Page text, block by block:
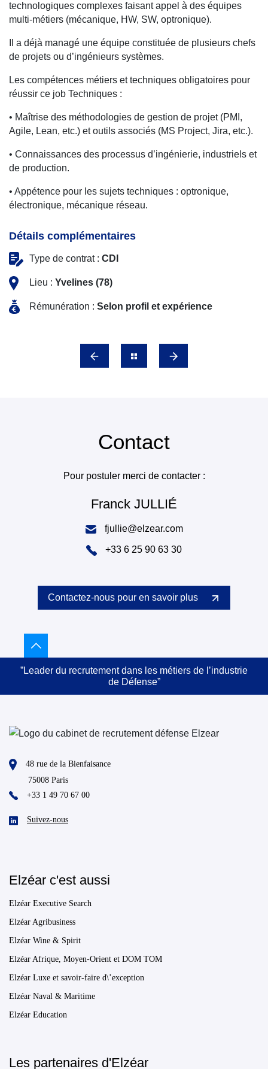
technologiques complexes faisant appel à des équipes
multi-métiers (mécanique, HW, SW, optronique).
Il a déjà managé une équipe constituée de plusieurs chefs
de projets ou d’ingénieurs systèmes.
Les compétences métiers et techniques obligatoires pour
réussir ce job Techniques :
• Maîtrise des méthodologies de gestion de projet (PMI,
Agile, Lean, etc.) et outils associés (MS Project, Jira, etc.).
• Connaissances des processus d’ingénierie, industriels et
de production.
• Appétence pour les sujets techniques : optronique,
électronique, mécanique réseau.
Détails complémentaires
Type de contrat : CDI
Lieu : Yvelines (78)
Rémunération : Selon profil et expérience
Contact
Pour postuler merci de contacter :
Franck JULLIÉ
fjullie@elzear.com
+33 6 25 90 63 30
Contactez-nous pour en savoir plus
”Leader du recrutement dans les métiers de l’industrie
de Défense”
48 rue de la Bienfaisance
75008 Paris
+33 1 49 70 67 00
Suivez-nous
Elzéar c'est aussi
Elzéar Executive Search
Elzéar Agribusiness
Elzéar Wine & Spirit
Elzéar Afrique, Moyen-Orient et DOM TOM
Elzéar Luxe et savoir-faire d\’exception
Elzéar Naval & Maritime
Elzéar Education
Les partenaires d'Elzéar